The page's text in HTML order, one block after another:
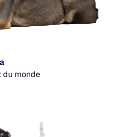
du monde